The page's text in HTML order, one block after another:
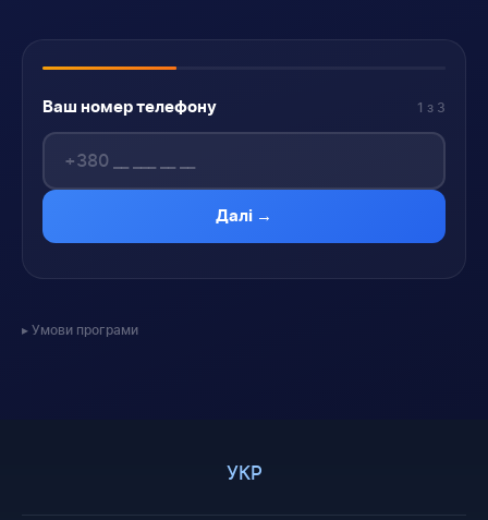
Ваш номер телефону 1 з 3
Далі →
Умови програми
УКР